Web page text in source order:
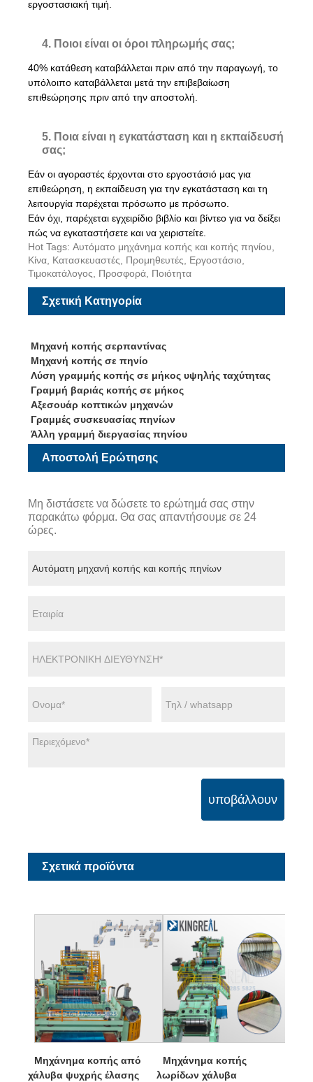
εργοστασιακή τιμή.
4. Ποιοι είναι οι όροι πληρωμής σας;
40% κατάθεση καταβάλλεται πριν από την παραγωγή, το
υπόλοιπο καταβάλλεται μετά την επιβεβαίωση
επιθεώρησης πριν από την αποστολή.
5. Ποια είναι η εγκατάσταση και η εκπαίδευσή
σας;
Εάν οι αγοραστές έρχονται στο εργοστάσιό μας για
επιθεώρηση, η εκπαίδευση για την εγκατάσταση και τη
λειτουργία παρέχεται πρόσωπο με πρόσωπο.
Εάν όχι, παρέχεται εγχειρίδιο βιβλίο και βίντεο για να δείξει
πώς να εγκαταστήσετε και να χειριστείτε.
Hot Tags: Αυτόματο μηχάνημα κοπής και κοπής πηνίου,
Κίνα, Κατασκευαστές, Προμηθευτές, Εργοστάσιο,
Τιμοκατάλογος, Προσφορά, Ποιότητα
Σχετική Κατηγορία
Μηχανή κοπής σερπαντίνας
Μηχανή κοπής σε πηνίο
Λύση γραμμής κοπής σε μήκος υψηλής ταχύτητας
Γραμμή βαριάς κοπής σε μήκος
Αξεσουάρ κοπτικών μηχανών
Γραμμές συσκευασίας πηνίων
Άλλη γραμμή διεργασίας πηνίου
Αποστολή Ερώτησης
Μη διστάσετε να δώσετε το ερώτημά σας στην
παρακάτω φόρμα. Θα σας απαντήσουμε σε 24
ώρες.
υποβάλλουν
Σχετικά προϊόντα
Μηχάνημα κοπής από
χάλυβα ψυχρής έλασης
Μηχάνημα κοπής
λωρίδων χάλυβα